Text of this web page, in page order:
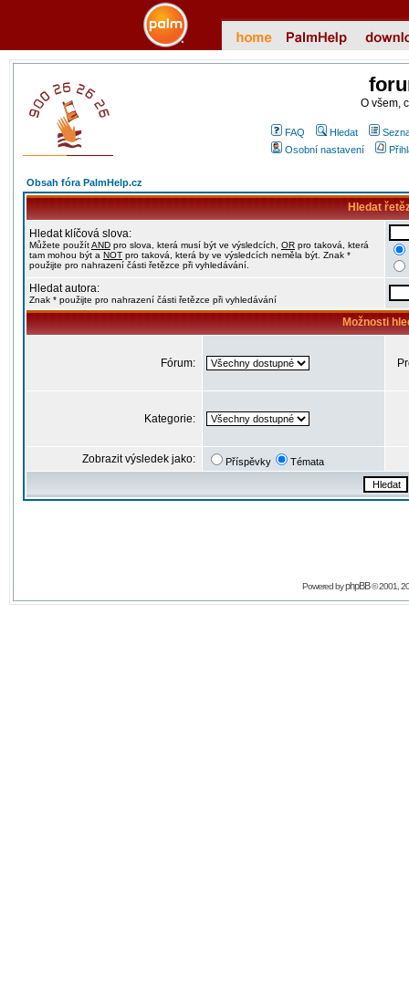
O všem,
FAQ Hledat
Osobní nastavení
Obsah fóra PalmHelp.cz
Hledat
Hledat klíčová slova:
Můžete použítAND pro slova, která musí být ve výsledcích, OR pro taková, která
tam mohou být a NOT pro taková, která by ve výsledcích neměla být. Znak *
použijte pro nahrazení části řetězce při vyhledávání.
Hledat autora:
Znak * použijte pro nahrazení části řetězce při vyhledávání
Možnosti
Fórum:
Kategorie:
Zobrazit výsledek jako: Příspěvky Témata
Powered byphpBB© 2001,